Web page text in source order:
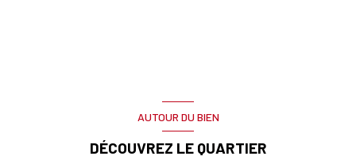
AUTOUR DU BIEN
DÉCOUVREZ LE QUARTIER